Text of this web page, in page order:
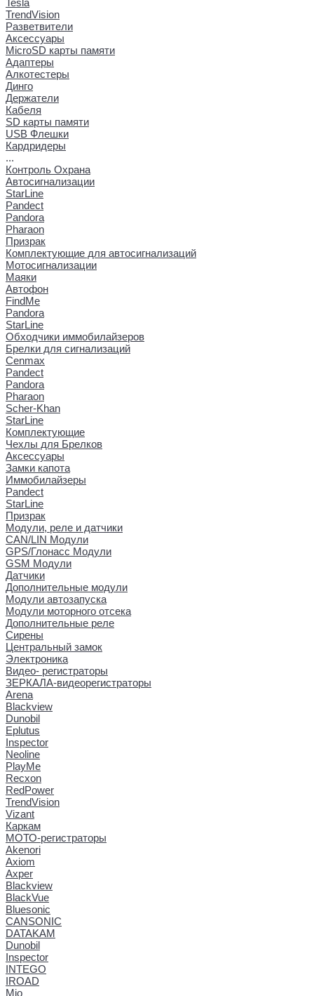
Tesla
TrendVision
Разветвители
Аксессуары
MicroSD карты памяти
Адаптеры
Алкотестеры
Динго
Держатели
Кабеля
SD карты памяти
USB Флешки
Кардридеры
...
Контроль Охрана
Автосигнализации
StarLine
Pandect
Pandora
Pharaon
Призрак
Комплектующие для автосигнализаций
Мотосигнализации
Маяки
Автофон
FindMe
Pandora
StarLine
Обходчики иммобилайзеров
Брелки для сигнализаций
Cenmax
Pandect
Pandora
Pharaon
Scher-Khan
StarLine
Комплектующие
Чехлы для Брелков
Аксессуары
Замки капота
Иммобилайзеры
Pandect
StarLine
Призрак
Модули, реле и датчики
CAN/LIN Модули
GPS/Глонасс Модули
GSM Модули
Датчики
Дополнительные модули
Модули автозапуска
Модули моторного отсека
Дополнительные реле
Сирены
Центральный замок
Электроника
Видео- регистраторы
ЗЕРКАЛА-видеорегистраторы
Arena
Blackview
Dunobil
Eplutus
Inspector
Neoline
PlayMe
Recxon
RedPower
TrendVision
Vizant
Каркам
МОТО-регистраторы
Akenori
Axiom
Axper
Blackview
BlackVue
Bluesonic
CANSONIC
DATAKAM
Dunobil
Inspector
INTEGO
IROAD
Mio